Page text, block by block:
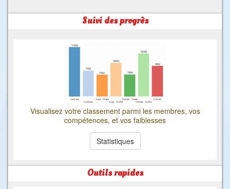
Suivi des progrès
Visualisez votre classement parmi les membres, vos
compétences, et vos faiblesses
Statistiques
Outils rapides